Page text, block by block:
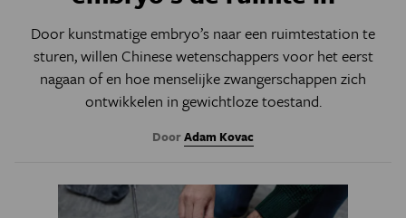
Door kunstmatige embryo’s naar een ruimtestation te
sturen, willen Chinese wetenschappers voor het eerst
nagaan of en hoe menselijke zwangerschappen zich
ontwikkelen in gewichtloze toestand.
DoorAdam Kovac